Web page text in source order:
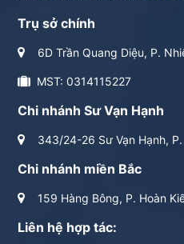
Trụ sở chính
6D Trần Quang Diệu, P.
MST: 0314115227
Chi nhánh Sư Vạn Hạnh
343/24-26 Sư Vạn Hạnh,
Chi nhánh miền Bắc
159 Hàng Bông, P. Hoàn
Liên hệ hợp tác: